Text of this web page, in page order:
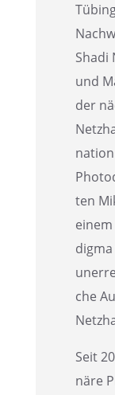
Shadi
und
der
ten
che
Seit
näre